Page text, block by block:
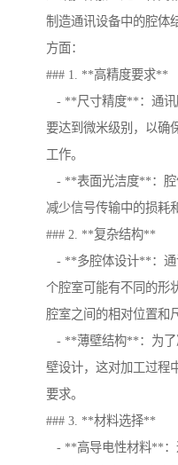
制造通讯设备中的腔体
方面：
### 1. **高精度要求**
- **尺寸精度**：通讯
要达到微米级别，以确
工作。
- **表面光洁度**：腔
减少信号传输中的损耗
### 2. **复杂结构**
- **多腔体设计**：通
个腔室可能有不同的形
腔室之间的相对位置和
- **薄壁结构**：为了
壁设计，这对加工过程
要求。
### 3. **材料选择**
- **高导电性材料**：